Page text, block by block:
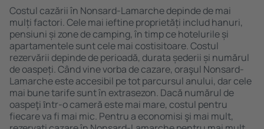
Costul cazării în Nonsard-Lamarche depinde de mai
mulți factori. Cele mai ieftine proprietăți includ hanuri,
pensiuni și zone de camping, în timp ce hotelurile și
apartamentele sunt cele mai costisitoare. Costul
rezervării depinde de perioadă, durata șederii și numărul
de oaspeți. Când vine vorba de cazare, oraşul Nonsard-
Lamarche este accesibil pe tot parcursul anului, dar cele
mai bune tarife sunt în extrasezon. Dacă numărul de
oaspeţi ȋntr-o cameră este mai mare, costul pentru
fiecare va fi mai mic. Pentru a economisi şi mai mult,